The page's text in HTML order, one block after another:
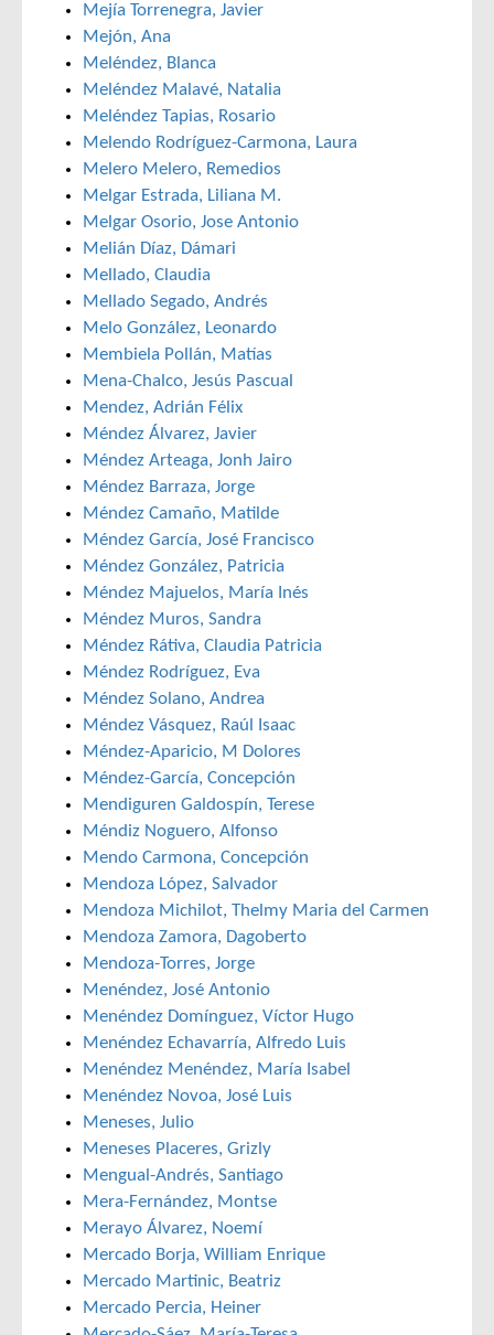
Mejía Torrenegra, Javier
Mejón, Ana
Meléndez, Blanca
Meléndez Malavé, Natalia
Meléndez Tapias, Rosario
Melendo Rodríguez-Carmona, Laura
Melero Melero, Remedios
Melgar Estrada, Liliana M.
Melgar Osorio, Jose Antonio
Melián Díaz, Dámari
Mellado, Claudia
Mellado Segado, Andrés
Melo González, Leonardo
Membiela Pollán, Matías
Mena-Chalco, Jesús Pascual
Mendez, Adrián Félix
Méndez Álvarez, Javier
Méndez Arteaga, Jonh Jairo
Méndez Barraza, Jorge
Méndez Camaño, Matilde
Méndez García, José Francisco
Méndez González, Patricia
Méndez Majuelos, María Inés
Méndez Muros, Sandra
Méndez Rátiva, Claudia Patricia
Méndez Rodríguez, Eva
Méndez Solano, Andrea
Méndez Vásquez, Raúl Isaac
Méndez-Aparicio, M Dolores
Méndez-García, Concepción
Mendiguren Galdospín, Terese
Méndiz Noguero, Alfonso
Mendo Carmona, Concepción
Mendoza López, Salvador
Mendoza Michilot, Thelmy Maria del Carmen
Mendoza Zamora, Dagoberto
Mendoza-Torres, Jorge
Menéndez, José Antonio
Menéndez Domínguez, Víctor Hugo
Menéndez Echavarría, Alfredo Luis
Menéndez Menéndez, María Isabel
Menéndez Novoa, José Luis
Meneses, Julio
Meneses Placeres, Grizly
Mengual-Andrés, Santiago
Mera-Fernández, Montse
Merayo Álvarez, Noemí
Mercado Borja, William Enrique
Mercado Martinic, Beatriz
Mercado Percia, Heiner